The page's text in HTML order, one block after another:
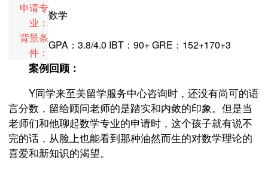
申请专
业：
数学
背景条
件：
GPA：3.8/4.0 IBT：90+ GRE：152+170+3
案例回顾：
Y同学来至美留学服务中心咨询时，还没有尚可的语
言分数，留给顾问老师的是踏实和内敛的印象。但是当
老师们和他聊起数学专业的申请时，这个孩子就有说不
完的话，从脸上也能看到那种油然而生的对数学理论的
喜爱和新知识的渴望。